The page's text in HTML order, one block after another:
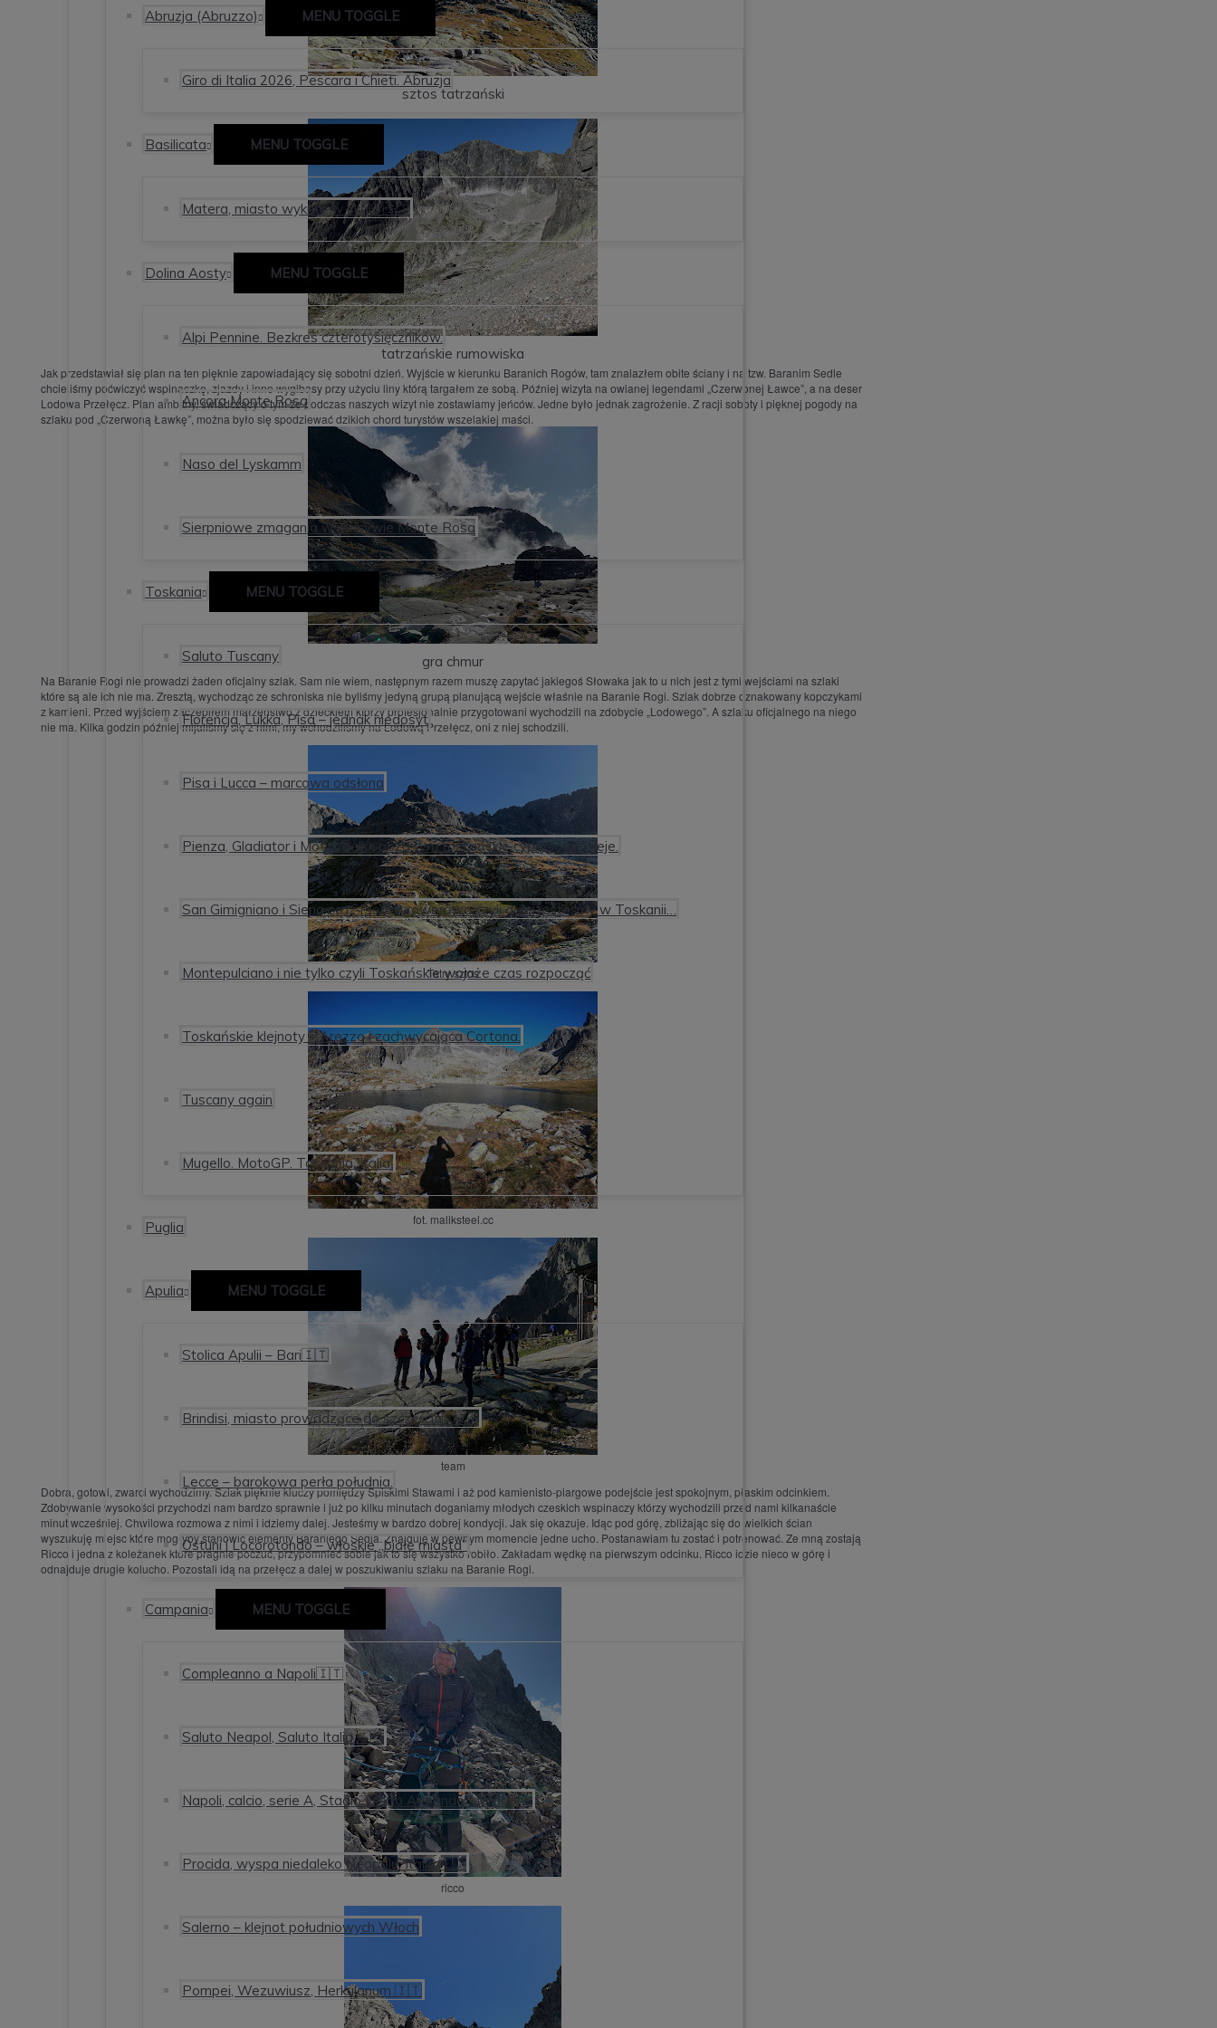
Abruzja (Abruzzo) MENU TOGGLE
Giro di Italia 2026, Pescara i Chieti. Abruzja
Basilicata MENU TOGGLE
Matera, miasto wykute w skale 🇮🇹
Dolina Aosty MENU TOGGLE
Alpi Pennine. Bezkres czterotysięczników.
Ancora Monte Rosa
Naso del Lyskamm
Sierpniowe zmagania w masywie Monte Rosa
Toskania MENU TOGGLE
Saluto Tuscany
Florencja, Lukka, Pisa – jednak niedosyt
Pisa i Lucca – marcowa odsłona
Pienza, Gladiator i Motichciello, poza tym toskańskie cyprysowe aleje.
San Gimigniano i Siena oraz Pienza rowerowo czyli dalej jesteśmy w Toskanii…
Montepulciano i nie tylko czyli Toskańskie wojaże czas rozpocząć
Toskańskie klejnoty – Arezzo i zachwycająca Cortona.
Tuscany again
Mugello. MotoGP. Toskania. Italia.
Puglia
Apulia MENU TOGGLE
Stolica Apulii – Bari🇮🇹
Brindisi, miasto prowadzące do szczęścia🇮🇹?!
Lecce – barokowa perła południa.
Ostuni i Locorotondo – włoskie „białe miasta”
Campania MENU TOGGLE
Compleanno a Napoli🇮🇹
Saluto Neapol, Saluto Italia 🇮🇹
Napoli, calcio, serie A, Stadio Diego Armando Maradona
Procida, wyspa niedaleko Neapolu. Italia 🇮🇹
Salerno – klejnot południowych Włoch
Pompei, Wezuwiusz, Herkulanum 🇮🇹
sztos tatrzański
tatrzańskie rumowiska
Jak przedstawiał się plan na ten pięknie zapowiadający się sobotni dzień. Wyjście w kierunku Baranich Rogów, tam znalazłem obite ściany i na tzw. Baranim Sedle
chcieliśmy poćwiczyć wspinaczkę, zjazdy i inne wygibasy przy użyciu liny którą targałem ze sobą. Później wizyta na owianej legendami „Czerwonej Ławce”, a na deser
Lodowa Przełęcz. Plan ambitny, świadczący o tym że podczas naszych wizyt nie zostawiamy jeńców. Jedne było jednak zagrożenie. Z racji soboty i pięknej pogody na
szlaku pod „Czerwoną Ławkę”, można było się spodziewać dzikich chord turystów wszelakiej maści.
gra chmur
Na Baranie Rogi nie prowadzi żaden oficjalny szlak. Sam nie wiem, następnym razem muszę zapytać jakiegoś Słowaka jak to u nich jest z tymi wejściami na szlaki
które są ale ich nie ma. Zresztą, wychodząc ze schroniska nie byliśmy jedyną grupą planującą wejście właśnie na Baranie Rogi. Szlak dobrze oznakowany kopczykami
z kamieni. Przed wyjściem zaczepiłem małżeństwo z dzieckiem którzy profesjonalnie przygotowani wychodzili na zdobycie „Lodowego”. A szlaku oficjalnego na niego
nie ma. Kilka godzin później mijaliśmy się z nimi, my wchodziliśmy na Lodową Przełęcz, oni z niej schodzili.
Tatry sztos
fot. maliksteel.cc
team
Dobra, gotowi, zwarci wychodzimy. Szlak pięknie kluczy pomiędzy Spiskimi Stawami i aż pod kamienisto-piargowe podejście jest spokojnym, płaskim odcinkiem.
Zdobywanie wysokości przychodzi nam bardzo sprawnie i już po kilku minutach doganiamy młodych czeskich wspinaczy którzy wychodzili przed nami kilkanaście
minut wcześniej. Chwilowa rozmowa z nimi i idziemy dalej. Jesteśmy w bardzo dobrej kondycji. Jak się okazuje. Idąc pod górę, zbliżając się do wielkich ścian
wyszukuję miejsc które mogłyby stanowić elementy Baraniego Sedla. Znajduję w pewnym momencie jedne ucho. Postanawiam tu zostać i potrenować. Ze mną zostają
Ricco i jedna z koleżanek które pragnie poczuć, przypomnieć sobie jak to się wszystko robiło. Zakładam wędkę na pierwszym odcinku. Ricco idzie nieco w górę i
odnajduje drugie kolucho. Pozostali idą na przełęcz a dalej w poszukiwaniu szlaku na Baranie Rogi.
ricco